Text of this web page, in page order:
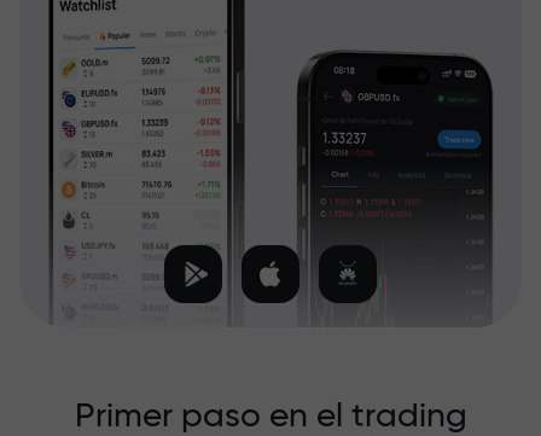
Primer paso en el trading